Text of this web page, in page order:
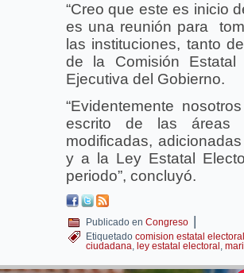
“Creo que este es inicio
es una reunión para
las instituciones, tanto
de la Comisión
Ejecutiva del Gobierno.
“Evidentemente
escrito de las áreas
modificadas,
y a la Ley Estatal
periodo”, concluyó.
Publicado en Congreso |
Etiquetado comision estatal electoral
ciudadana, ley estatal electoral ,